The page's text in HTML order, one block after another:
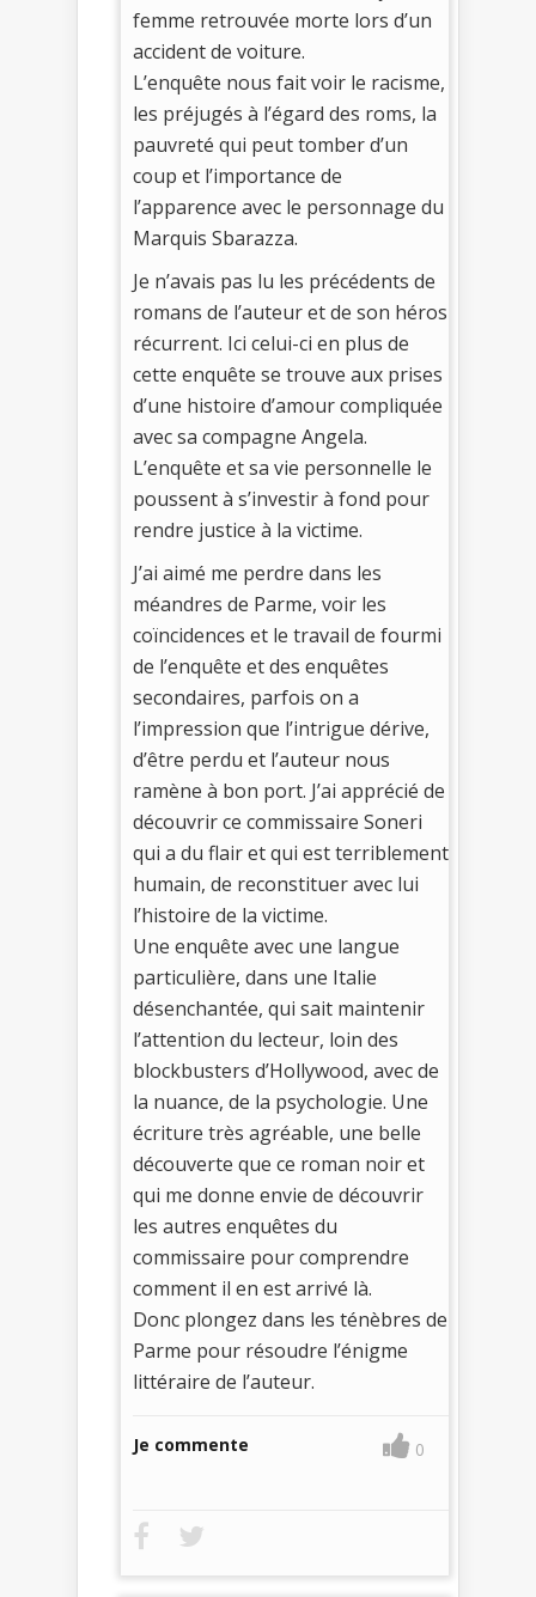
femme retrouvée morte lors d’un
accident de voiture.
L’enquête nous fait voir le racisme,
les préjugés à l’égard des roms, la
pauvreté qui peut tomber d’un
coup et l’importance de
l’apparence avec le personnage du
Marquis Sbarazza.
Je n’avais pas lu les précédents de
romans de l’auteur et de son héros
récurrent. Ici celui-ci en plus de
cette enquête se trouve aux prises
d’une histoire d’amour compliquée
avec sa compagne Angela.
L’enquête et sa vie personnelle le
poussent à s’investir à fond pour
rendre justice à la victime.
J’ai aimé me perdre dans les
méandres de Parme, voir les
coïncidences et le travail de fourmi
de l’enquête et des enquêtes
secondaires, parfois on a
l’impression que l’intrigue dérive,
d’être perdu et l’auteur nous
ramène à bon port. J’ai apprécié de
découvrir ce commissaire Soneri
qui a du flair et qui est terriblement
humain, de reconstituer avec lui
l’histoire de la victime.
Une enquête avec une langue
particulière, dans une Italie
désenchantée, qui sait maintenir
l’attention du lecteur, loin des
blockbusters d’Hollywood, avec de
la nuance, de la psychologie. Une
écriture très agréable, une belle
découverte que ce roman noir et
qui me donne envie de découvrir
les autres enquêtes du
commissaire pour comprendre
comment il en est arrivé là.
Donc plongez dans les ténèbres de
Parme pour résoudre l’énigme
littéraire de l’auteur.
Je commente 0